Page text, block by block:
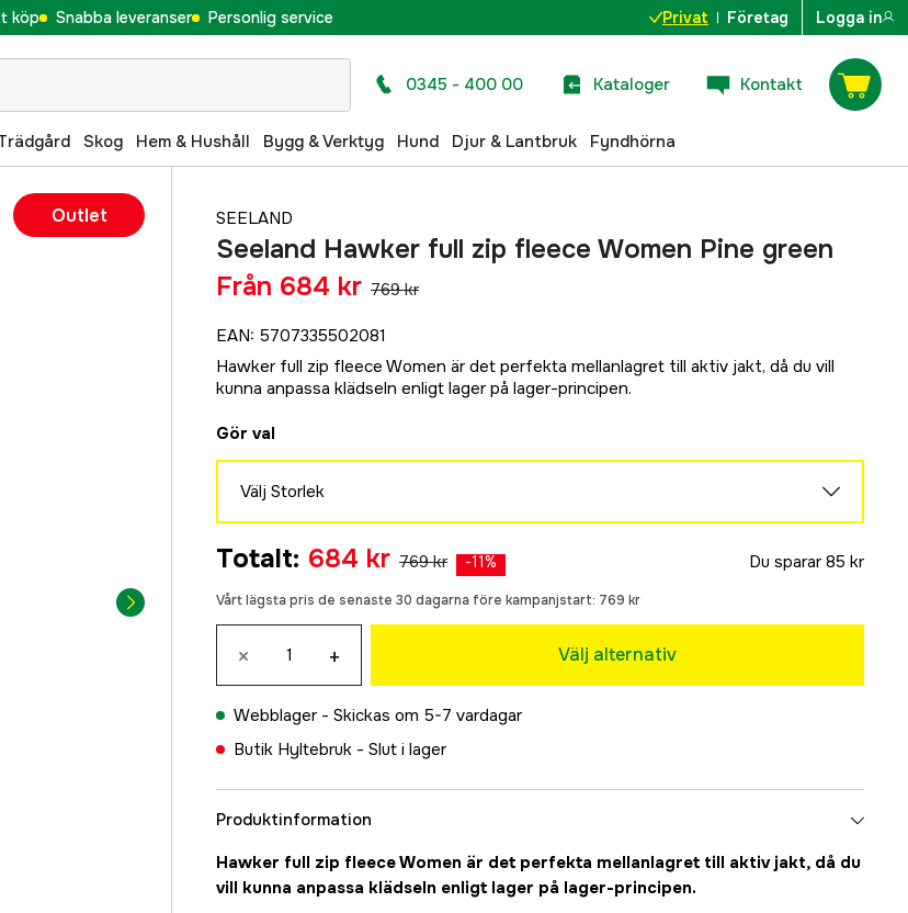
köp Snabba leveranser Personlig service Privat Företag Logga in
0345 - 400 00 Kataloger Kontakt
Skog Hem & Hushåll Bygg & Verktyg Hund Djur & Lantbruk Fyndhörna
Outlet SEELAND
Seeland Hawker full zip fleece Women Pine green
Från 684 kr 769 kr
EAN: 5707335502081
Hawker full zip fleece Women är det perfekta mellanlagret till aktiv jakt, då du vill
kunna anpassa klädseln enligt lager på lager-principen.
Gör val
Välj Storlek
769 kr
Slutsåld
L
684 kr
XL
769 kr
2XL
684 kr
Totalt: 684 kr 769 kr -11% Du sparar 85 kr
Vårt lägsta pris de senaste 30 dagarna före kampanjstart: 769 kr
× + Välj alternativ
Webblager - Skickas om 5-7 vardagar
Butik Hyltebruk - Slut i lager
Produktinformation
Hawker full zip fleece Women är det perfekta mellanlagret till aktiv jakt, då du
vill kunna anpassa klädseln enligt lager på lager-principen.